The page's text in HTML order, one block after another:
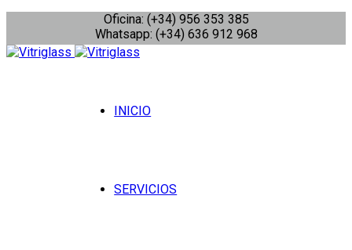
Oficina: (+34) 956 353 385
Whatsapp: (+34) 636 912 968
INICIO
SERVICIOS